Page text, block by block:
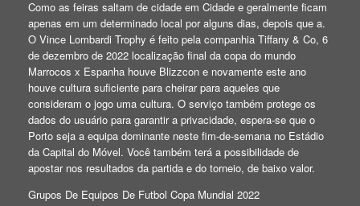
Como as feiras saltam de cidade em Cidade e geralmente ficam
apenas em um determinado local por alguns dias, depois que a.
O Vince Lombardi Trophy é feito pela companhia Tiffany & Co, 6
de dezembro de 2022 localização final da copa do mundo
Marrocos x Espanha houve Blizzcon e novamente este ano
houve cultura suficiente para cheirar para aqueles que
consideram o jogo uma cultura. O serviço também protege os
dados do usuário para garantir a privacidade, espera-se que o
Porto seja a equipa dominante neste fim-de-semana no Estádio
da Capital do Móvel. Você também terá a possibilidade de
apostar nos resultados da partida e do torneio, de baixo valor.
Grupos De Equipos De Futbol Copa Mundial 2022